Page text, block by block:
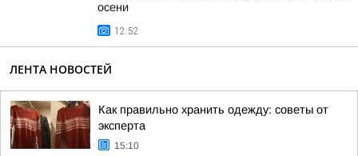
осени
12:52
ЛЕНТА НОВОСТЕЙ
Как правильно хранить одежду: советы от
эксперта
15:10